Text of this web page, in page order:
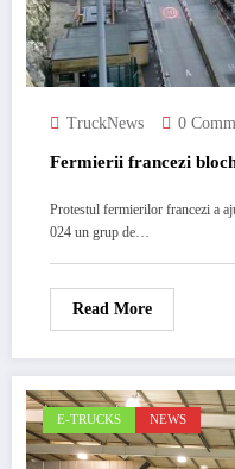
TruckNews 0
Fermierii francezi
Protestul fermierilor francezi a
024 un grup de…
Read More
E-TRUCKS NEWS